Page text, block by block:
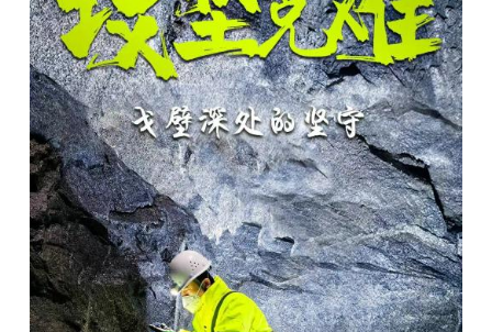
辽宁 吉林 上海 江苏
浙江 安徽 福建 江西
山东 河南 湖北 湖南
广东 广西 海南 重庆
四川 贵州 云南 西藏
陕西 甘肃 青海 宁夏
新疆 内蒙古 黑龙江